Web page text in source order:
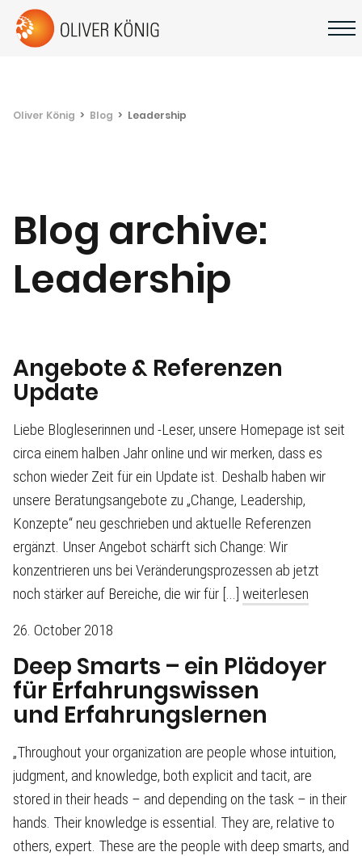
Oliver König Blog Leadership
Blog archive:
Leadership
Angebote & Referenzen
Update
Liebe Blogleserinnen und -Leser, unsere Homepage ist seit
circa einem halben Jahr online und wir merken, dass es
schon wieder Zeit für ein Update ist. Deshalb haben wir
unsere Beratungsangebote zu „Change, Leadership,
Konzepte“ neu geschrieben und aktuelle Referenzen
ergänzt. Unser Angebot schärft sich Change: Wir
konzentrieren uns bei Veränderungsprozessen ab jetzt
noch stärker auf Bereiche, die wir für [...] weiterlesen
26. October 2018
Deep Smarts – ein Plädoyer
für Erfahrungswissen
und Erfahrungslernen
„Throughout your organization are people whose intuition,
judgment, and knowledge, both explicit and tacit, are
stored in their heads – and depending on the task – in their
hands. Their knowledge is essential. They are, relative to
others, expert. These are the people with deep smarts, and